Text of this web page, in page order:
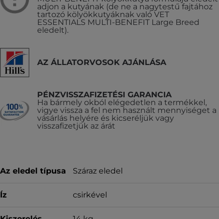
adjon a kutyának (de ne a nagytestű fajtához
tartozó kölyökkutyáknak való VET
ESSENTIALS MULTI-BENEFIT Large Breed
eledelt).
AZ ÁLLATORVOSOK AJÁNLÁSA
PÉNZVISSZAFIZETÉSI GARANCIA
Ha bármely okból elégedetlen a termékkel,
vigye vissza a fel nem használt mennyiséget a
vásárlás helyére és kicseréljük vagy
visszafizetjük az árát
Az eledel típusa Száraz eledel
Íz csirkével